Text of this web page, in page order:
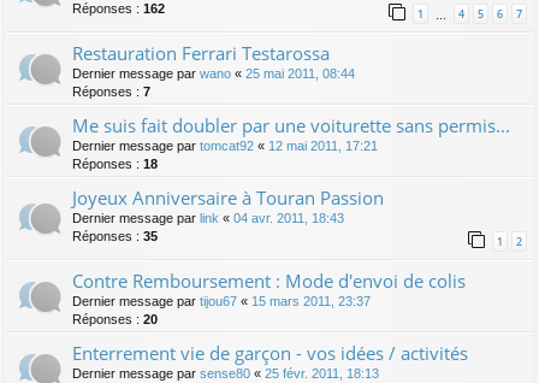
Réponses : 162 1 … 4 5 6 7
Restauration Ferrari Testarossa
Dernier message par wano « 25 mai 2011, 08:44
Réponses : 7
Me suis fait doubler par une voiturette sans permis...
Dernier message par tomcat92 « 12 mai 2011, 17:21
Réponses : 18
Joyeux Anniversaire à Touran Passion
Dernier message par link « 04 avr. 2011, 18:43
Réponses : 35 1 2
Contre Remboursement : Mode d'envoi de colis
Dernier message par tijou67 « 15 mars 2011, 23:37
Réponses : 20
Enterrement vie de garçon - vos idées / activités
Dernier message par sense80 « 25 févr. 2011, 18:13